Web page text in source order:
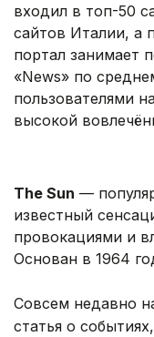
входил в топ-50
сайтов Италии, а
портал занимает
«News» по
пользователями
высокой
The Sun —
известный
провокациями и
Основан в 1964
Совсем недавно
статья о